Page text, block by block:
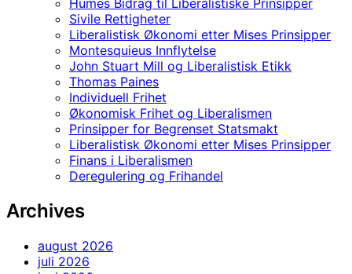
Humes Bidrag til Liberalistiske Prinsipper
Sivile Rettigheter
Liberalistisk Økonomi etter Mises Prinsipper
Montesquieus Innflytelse
John Stuart Mill og Liberalistisk Etikk
Thomas Paines
Individuell Frihet
Økonomisk Frihet og Liberalismen
Prinsipper for Begrenset Statsmakt
Liberalistisk Økonomi etter Mises Prinsipper
Finans i Liberalismen
Deregulering og Frihandel
Archives
august 2026
juli 2026